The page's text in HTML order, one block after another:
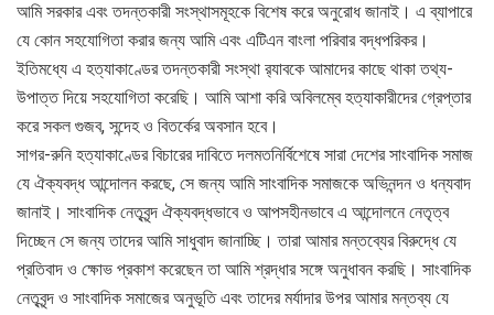
আমি সরকার এবং তদন্তকারী সংস্থাসমূহকে বিশেষ করে অনুরোধ জানাই। এ ব্যাপারে
যে কোন সহযোগিতা করার জন্য আমি এবং এটিএন বাংলা পরিবার বদ্ধপরিকর।
ইতিমধ্যে এ হত্যাকাণ্ডের তদন্তকারী সংস্থা র‌্যাবকে আমাদের কাছে থাকা তথ্য-
উপাত্ত দিয়ে সহযোগিতা করেছি। আমি আশা করি অবিলম্বে হত্যাকারীদের গ্রেপ্তার
করে সকল গুজব, সন্দেহ ও বিতর্কের অবসান হবে।
সাগর-রুনি হত্যাকাণ্ডের বিচারের দাবিতে দলমতনির্বিশেষে সারা দেশের সাংবাদিক সমাজ
যে ঐক্যবদ্ধ আন্দোলন করছে, সে জন্য আমি সাংবাদিক সমাজকে অভিনন্দন ও ধন্যবাদ
জানাই। সাংবাদিক নেতৃবৃন্দ ঐক্যবদ্ধভাবে ও আপসহীনভাবে এ আন্দোলনে নেতৃত্ব
দিচ্ছেন সে জন্য তাদের আমি সাধুবাদ জানাচ্ছি। তারা আমার মন্তব্যের বিরুদ্ধে যে
প্রতিবাদ ও ক্ষোভ প্রকাশ করেছেন তা আমি শ্রদ্ধার সঙ্গে অনুধাবন করছি। সাংবাদিক
নেতৃবৃন্দ ও সাংবাদিক সমাজের অনুভূতি এবং তাদের মর্যাদার উপর আমার মন্তব্য যে